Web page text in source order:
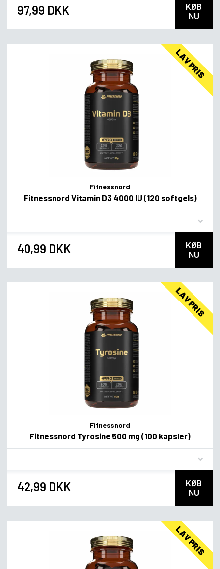
97,99 DKK
KØB
NU
LAV PRIS
Fitnessnord
Fitnessnord Vitamin D3 4000 IU (120 softgels)
40,99 DKK
KØB
NU
LAV PRIS
Fitnessnord
Fitnessnord Tyrosine 500 mg (100 kapsler)
42,99 DKK
KØB
NU
LAV PRIS